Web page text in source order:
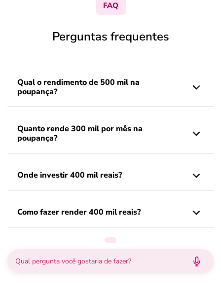
FAQ
Perguntas frequentes
Qual o rendimento de 500 mil na
poupança?
Quanto rende 300 mil por mês na
poupança?
Onde investir 400 mil reais?
Como fazer render 400 mil reais?